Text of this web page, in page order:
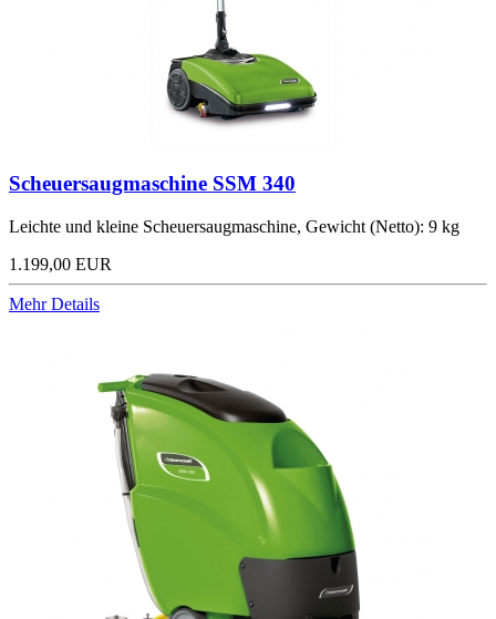
Scheuersaugmaschine SSM 340
Leichte und kleine Scheuersaugmaschine, Gewicht (Netto): 9 kg
1.199,00 EUR
Mehr Details